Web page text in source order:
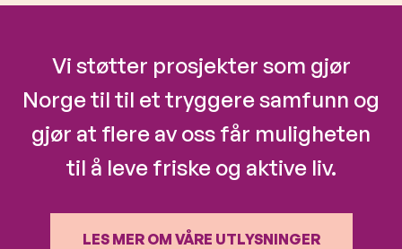
Vi støtter prosjekter som gjør
Norge til til et tryggere samfunn og
gjør at flere av oss får muligheten
til å leve friske og aktive liv.
LES MER OM VÅRE UTLYSNINGER